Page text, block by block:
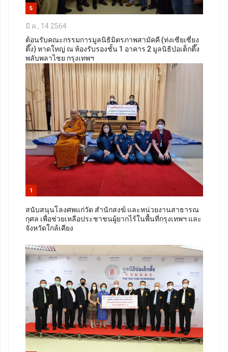
5
มี.ค., 14 2564
ต้อนรับคณะกรรมการมูลนิธิมิตรภาพสามัคคี (ท่งเซียเซี่ยง
ตึ๊ง) หาดใหญ่ ณ ห้องรับรองชั้น 1 อาคาร 2 มูลนิธิป่อเต็กตึ๊ง
พลับพลาไชย กรุงเทพฯ
1
สนับสนุนโลงศพแก่วัด สำนักสงฆ์ และหน่วยงานสาธารณ
กุศล เพื่อช่วยเหลือประชาชนผู้ยากไร้ในพื้นที่กรุงเทพฯ และ
จังหวัดใกล้เคียง